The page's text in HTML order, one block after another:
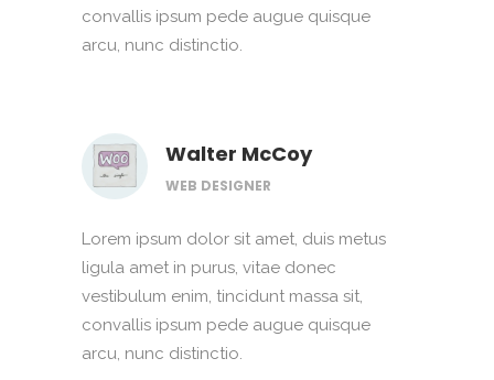
convallis ipsum pede augue quisque
arcu, nunc distinctio.
Walter McCoy
WEB DESIGNER
Lorem ipsum dolor sit amet, duis metus
ligula amet in purus, vitae donec
vestibulum enim, tincidunt massa sit,
convallis ipsum pede augue quisque
arcu, nunc distinctio.